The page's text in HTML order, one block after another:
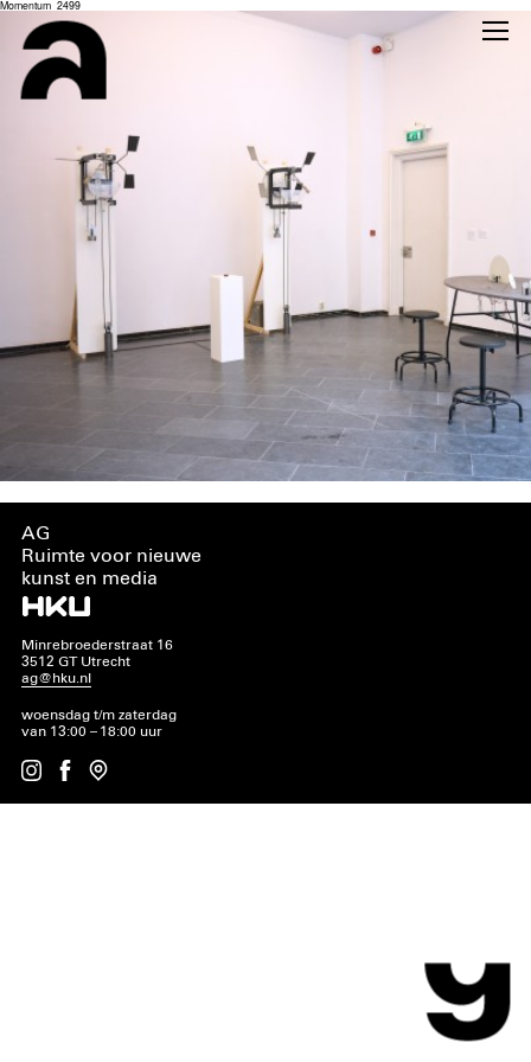
Momentum_2499
AG
Ruimte voor nieuwe
kunst en media
Minrebroederstraat 16
3512 GT Utrecht
ag@hku.nl
woensdag t/m zaterdag
van 13:00 – 18:00 uur